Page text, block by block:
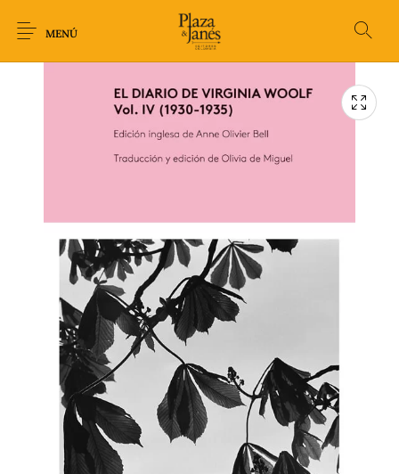
MENÚ
Arqueología Arte
Fantasía Ficción Filosofía
Historia
Humor gráfico-
Comic
Literatura infantil
Literatura juvenil
Literatura
universal y Clásicos
Pedagogía Poesía